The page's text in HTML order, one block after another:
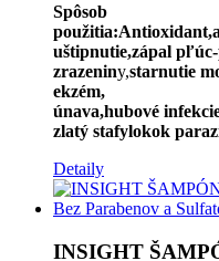
Spôsob
použitia:
uštipnutie,zápal pľúc
zrazeniny,starnutie
ekzém,
únava,hubové
zlatý stafylokok
Detaily
INSIGHT